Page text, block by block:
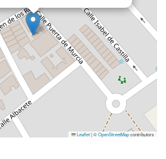
Leaflet|©OpenStreetMapcontributors